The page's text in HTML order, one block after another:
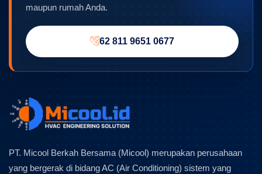
maupun rumah Anda.
62 811 9651 0677
PT. Micool Berkah Bersama (Micool) merupakan perusahaan
yang bergerak di bidang AC (Air Conditioning) sistem yang